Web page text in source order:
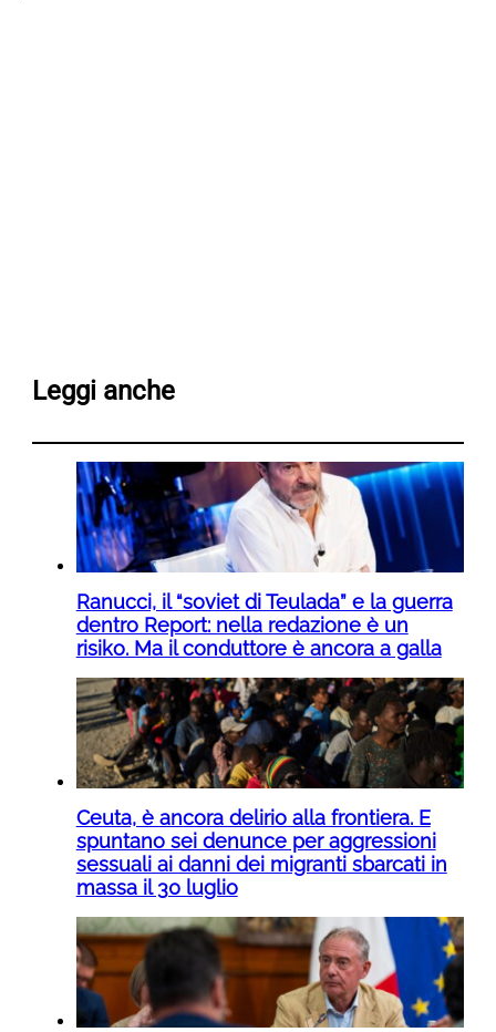
Leggi anche
Ranucci, il “soviet di Teulada” e la guerra
dentro Report: nella redazione è un
risiko. Ma il conduttore è ancora a galla
Ceuta, è ancora delirio alla frontiera. E
spuntano sei denunce per aggressioni
sessuali ai danni dei migranti sbarcati in
massa il 30 luglio